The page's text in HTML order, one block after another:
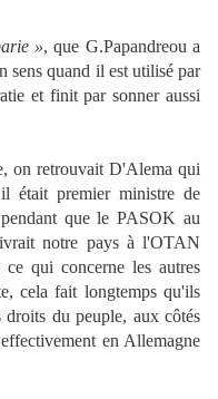
», que G.Papandreou a
sens quand il est utilisé par
et finit par sonner aussi
on retrouvait D'Alema qui
était premier ministre de
que le PASOK au
notre pays à l'OTAN
qui concerne les autres
cela fait longtemps qu'ils
du peuple, aux côtés
en Allemagne